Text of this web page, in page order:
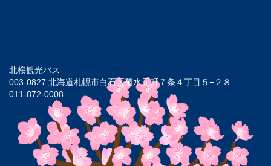
北桜観光バス
003-0827 北海道札幌市白石区菊水元町７条４丁目５−２８
011-872-0008